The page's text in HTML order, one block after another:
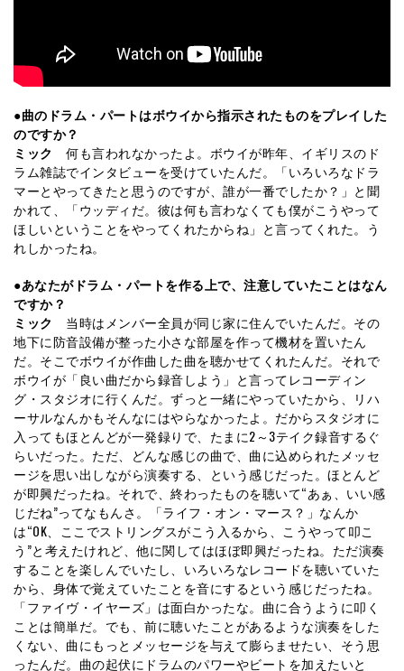
●曲のドラム・パートはボウイから指示されたものをプレイした
のですか？
ミック
何も言われなかったよ。ボウイが昨年、イギリスのド
ラム雑誌でインタビューを受けていたんだ。「いろいろなドラ
マーとやってきたと思うのですが、誰が一番でしたか？」と聞
かれて、「ウッディだ。彼は何も言わなくても僕がこうやって
ほしいということをやってくれたからね」と言ってくれた。う
れしかったね。
●あなたがドラム・パートを作る上で、注意していたことはなん
ですか？
ミック
当時はメンバー全員が同じ家に住んでいたんだ。その
地下に防音設備が整った小さな部屋を作って機材を置いたん
だ。そこでボウイが作曲した曲を聴かせてくれたんだ。それで
ボウイが「良い曲だから録音しよう」と言ってレコーディン
グ・スタジオに行くんだ。ずっと一緒にやっていたから、リハ
ーサルなんかもそんなにはやらなかったよ。だからスタジオに
入ってもほとんどが一発録りで、たまに2～3テイク録音するぐ
らいだった。ただ、どんな感じの曲で、曲に込められたメッセ
ージを思い出しながら演奏する、という感じだった。ほとんど
が即興だったね。それで、終わったものを聴いて“あぁ、いい感
じだね”ってなもんさ。「ライフ・オン・マース？」なんか
は“OK、ここでストリングスがこう入るから、こうやって叩こ
う”と考えたけれど、他に関してはほぼ即興だったね。ただ演奏
することを楽しんでいたし、いろいろなレコードを聴いていた
から、身体で覚えていたことを音にするという感じだったね。
「ファイヴ・イヤーズ」は面白かったな。曲に合うように叩く
ことは簡単だ。でも、前に聴いたことがあるような演奏をした
くない、曲にもっとメッセージを与えて膨らませたい、そう思
ったんだ。曲の起伏にドラムのパワーやビートを加えたいと